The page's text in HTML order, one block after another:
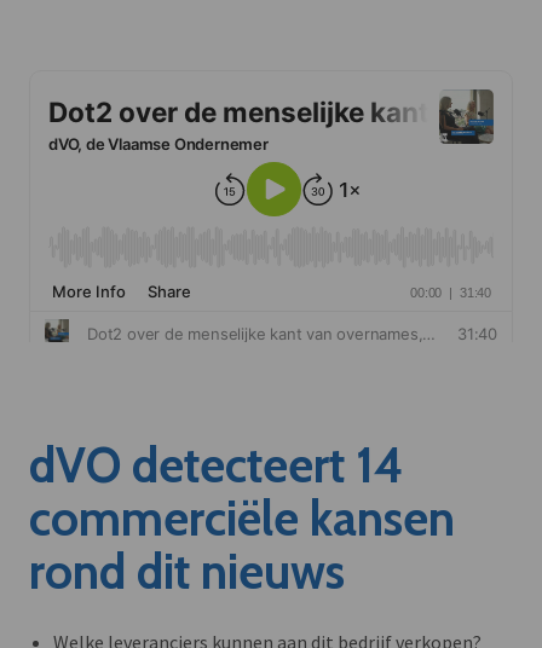
dVO detecteert 14
commerciële kansen
rond dit nieuws
Welke leveranciers kunnen aan dit bedrijf verkopen?